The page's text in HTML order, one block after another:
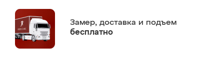
Замер, доставка и подъем
бесплатно